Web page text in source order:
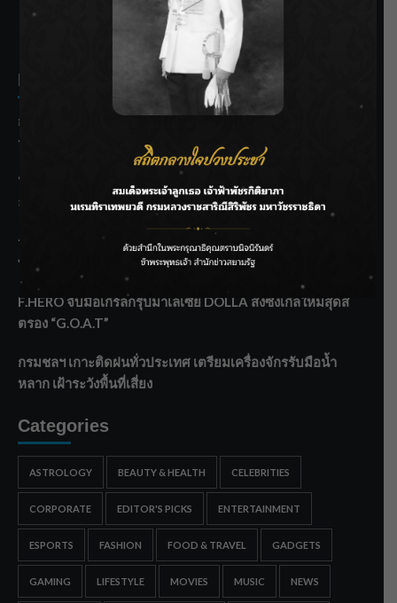
THE BEST ENTERTAINMENT
Recent Posts
กรมชลฯ รับฟังประชาชน ติดตามแก้ปัญหาโครงการประตู
ระบายน้ำศรีสองรักฯ
‘แมน การิน’ แชร์ความเชื่อชวนคิด! “อยากกินอะไรหลังจาก
ลาโลกนี้ ให้ใส่บาตรสิ่งนั้นไว้ตอนยังมีชีวิต”
ราชเลขานุการในพระองค์ฯ ติดตามโครงการหุบกะพง–ห้วย
ทรายใต้ เสริมความมั่นคงน้ำเพชรบุรี
F.HERO จับมือเกิร์ลกรุ๊ปมาเลเซีย DOLLA ส่งซิงเกิลใหม่สุดส
ตรอง “G.O.A.T”
กรมชลฯ เกาะติดฝนทั่วประเทศ เตรียมเครื่องจักรรับมือน้ำ
หลาก เฝ้าระวังพื้นที่เสี่ยง
Categories
ASTROLOGY BEAUTY & HEALTH CELEBRITIES
CORPORATE EDITOR'S PICKS ENTERTAINMENT
ESPORTS FASHION FOOD & TRAVEL GADGETS
GAMING LIFESTYLE MOVIES MUSIC NEWS